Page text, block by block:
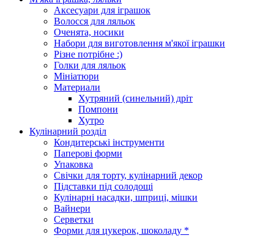
Аксесуари для іграшок
Волосся для ляльок
Оченята, носики
Набори для виготовлення м'якої іграшки
Різне потрібне :)
Голки для ляльок
Мініатюри
Материали
Хутряний (синельний) дріт
Помпони
Хутро
Кулінарний розділ
Кондитерські інструменти
Паперові форми
Упаковка
Свічки для торту, кулінарний декор
Підставки під солодощі
Кулінарні насадки, шприці, мішки
Вайнери
Серветки
Форми для цукерок, шоколаду *